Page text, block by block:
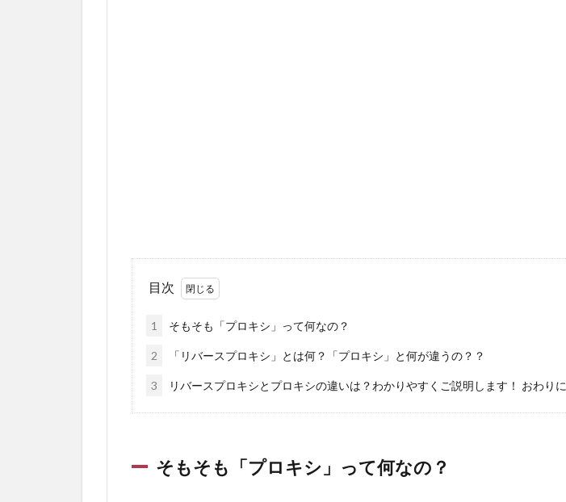
目次
1 そもそも「プロキシ」って何なの？
2 「リバースプロキシ」とは何？「プロキシ」と何が違うの？？
3 リバースプロキシとプロキシの違いは？わかりやすくご説明します！ おわりに
そもそも「プロキシ」って何なの？